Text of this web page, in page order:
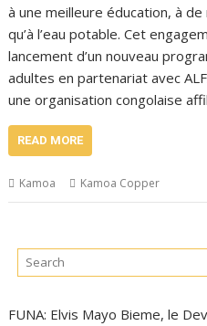
à une meilleure éducation, à
qu’à l’eau potable. Cet
lancement d’un nouveau
adultes en partenariat avec
une organisation congolaise
READ MORE
Kamoa Kamoa Copper
FUNA: Elvis Mayo Bieme, le